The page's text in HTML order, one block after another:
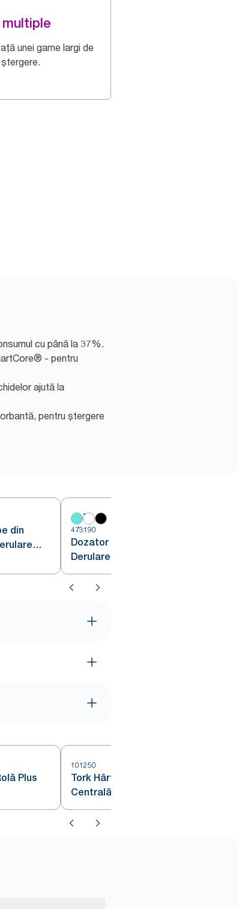
multiple
unei game largi de
cu până la 37%.
- pentru
ajută la
pentru ștergere
din
473190
Dozator Tork Reflex™ cu
Derulare Centrală Alb M4
Plus
101250
Tork Hârtie de Șters cu Derulare
Centrală Plus Alb M2